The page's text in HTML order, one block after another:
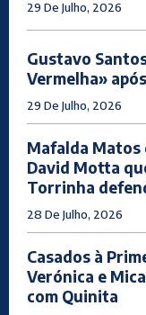
29 De Julho, 2026
Gustavo
Vermelha»
29 De Julho, 2026
Mafalda Matos
David Motta
Torrinha
28 De Julho, 2026
Casados à
Verónica e
com Quinita